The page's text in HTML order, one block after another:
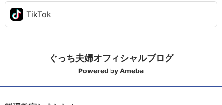
TikTok
ぐっち夫婦オフィシャルブログ
Powered by Ameba